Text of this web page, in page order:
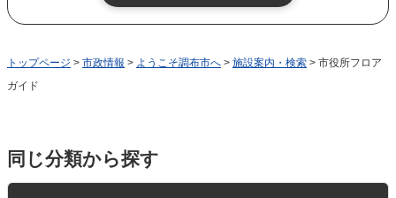
トップページ > 市政情報 > ようこそ調布市へ > 施設案内・検索 > 市役所フロア
ガイド
同じ分類から探す